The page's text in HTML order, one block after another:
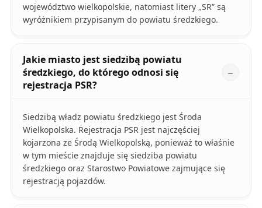
województwo wielkopolskie, natomiast litery „SR” są
wyróżnikiem przypisanym do powiatu średzkiego.
Jakie miasto jest siedzibą powiatu
średzkiego, do którego odnosi się
rejestracja PSR?
Siedzibą władz powiatu średzkiego jest Środa
Wielkopolska. Rejestracja PSR jest najczęściej
kojarzona ze Środą Wielkopolską, ponieważ to właśnie
w tym mieście znajduje się siedziba powiatu
średzkiego oraz Starostwo Powiatowe zajmujące się
rejestracją pojazdów.